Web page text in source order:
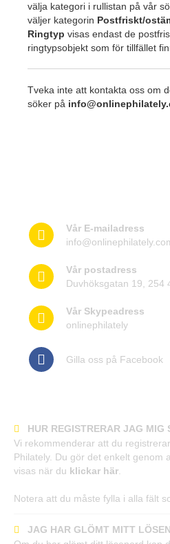
välja kategori i rullistan på vår
väljer kategorin Postfriskt/
Ringtyp visas endast de
ringtypsobjekt som för tillfället
Tveka inte att kontakta oss om
söker på
Vår E-mailadress
Vår postadress
Duvhöksgatan 19, 254
Vår Skypeadress
onlinephilately
Gilla oss på Facebook
HUR REGISTRERAR JAG MIG
Vi rekommenderar att du
Philately. Du gör det enkelt genom
visas när du klickar här
Notera att du måste fylla i alla fält
JAG HAR GLÖMT MITT